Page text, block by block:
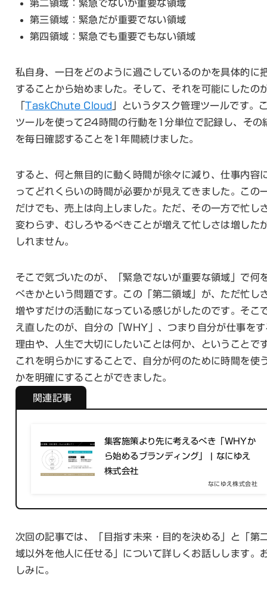
第二領域：緊急でないが重要な領域
第三領域：緊急だが重要でない領域
第四領域：緊急でも重要でもない領域
私自身、一日をどのように過ごしているのかを具体的に
することから始めました。そして、それを可能にしたの
「TaskChute Cloud 」というタスク管理ツールです。
ツールを使って24時間の行動を1分単位で記録し、その
を毎日確認することを1年間続けました。
すると、何と無目的に動く時間が徐々に減り、仕事内容
ってどれくらいの時間が必要かが見えてきました。この
だけでも、売上は向上しました。ただ、その一方で忙し
変わらず、むしろやるべきことが増えて忙しさは増した
しれません。
そこで気づいたのが、「緊急でないが重要な領域」で何
べきかという問題です。この「第二領域」が、ただ忙し
増やすだけの活動になっている感じがしたのです。そこ
え直したのが、自分の「WHY」、つまり自分が仕事をす
理由や、人生で大切にしたいことは何か、ということで
これを明らかにすることで、自分が何のために時間を使
かを明確にすることができました。
関連記事
集客施策より先に考えるべき「WHYか
ら始めるブランディング」 | なにゆえ
株式会社
なにゆえ株式会社
次回の記事では、「目指す未来・目的を決める」と「第
域以外を他人に任せる」について詳しくお話しします。
しみに。